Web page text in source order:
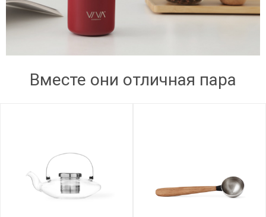
Вместе они отличная пара